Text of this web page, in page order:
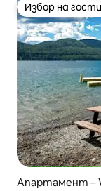
Избор на
Избор на
Апартамент –